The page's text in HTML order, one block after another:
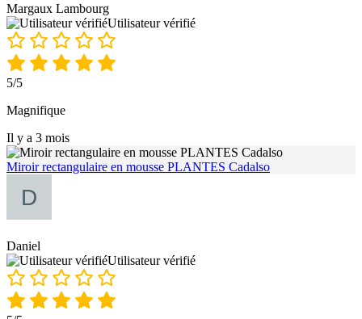
Margaux Lambourg
Utilisateur vérifié
5/5
Magnifique
Il y a 3 mois
Miroir rectangulaire en mousse PLANTES Cadalso
Daniel
Utilisateur vérifié